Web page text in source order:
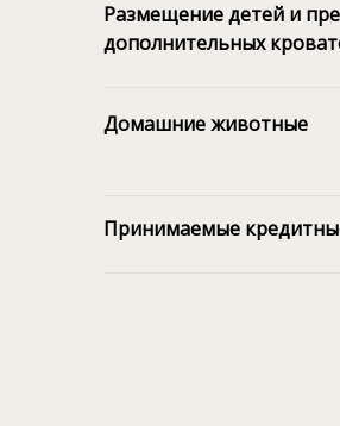
Размещение детей и
дополнительных
Домашние животные
Принимаемые